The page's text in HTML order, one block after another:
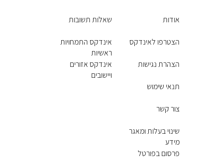
אודות
הצטרפו לאינדקס
הצהרת נגישות
תנאי שימוש
צור קשר
שינוי בעלות ומאגר
מידע
פרסום בפורטל
שאלות תשובות
אינדקס התמחויות
ראשיות
אינדקס אזורים
ויישובים